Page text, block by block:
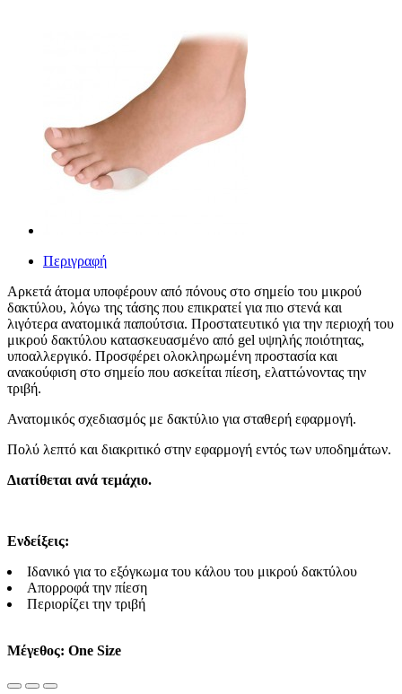
Περιγραφή
Αρκετά άτομα υποφέρουν από πόνους στο σημείο του μικρού
δακτύλου, λόγω της τάσης που επικρατεί για πιο στενά και
λιγότερα ανατομικά παπούτσια. Προστατευτικό για την περιοχή του
μικρού δακτύλου κατασκευασμένο από gel υψηλής ποιότητας,
υποαλλεργικό. Προσφέρει ολοκληρωμένη προστασία και
ανακούφιση στο σημείο που ασκείται πίεση, ελαττώνοντας την
τριβή.
Ανατομικός σχεδιασμός με δακτύλιο για σταθερή εφαρμογή.
Πολύ λεπτό και διακριτικό στην εφαρμογή εντός των υποδημάτων.
Διατίθεται ανά τεμάχιο.
Ενδείξεις:
Ιδανικό για το εξόγκωμα του κάλου του μικρού δακτύλου
Απορροφά την πίεση
Περιορίζει την τριβή
Μέγεθος: One Size